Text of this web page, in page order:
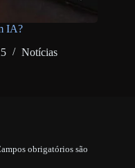
IA?
Notícias
obrigatórios são